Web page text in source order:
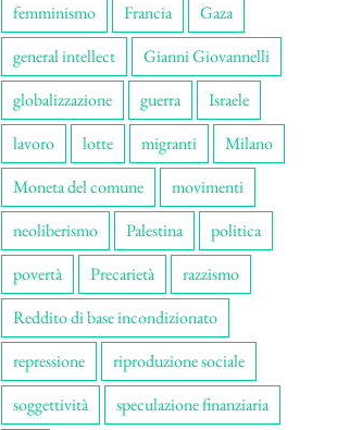
femminismo
Francia
Gaza
general intellect
Gianni Giovannelli
globalizzazione
guerra
Israele
lavoro
lotte migranti
Milano
Moneta del comune
movimenti
neoliberismo
Palestina
politica
povertà
Precarietà
razzismo
Reddito di base incondizionato
repressione
riproduzione sociale
soggettività
speculazione finanziaria